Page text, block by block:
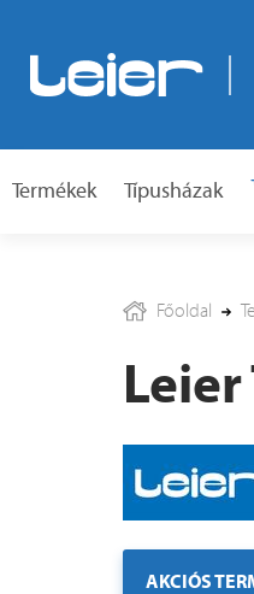
Termékek Típusházak
Főoldal
AKCIÓS